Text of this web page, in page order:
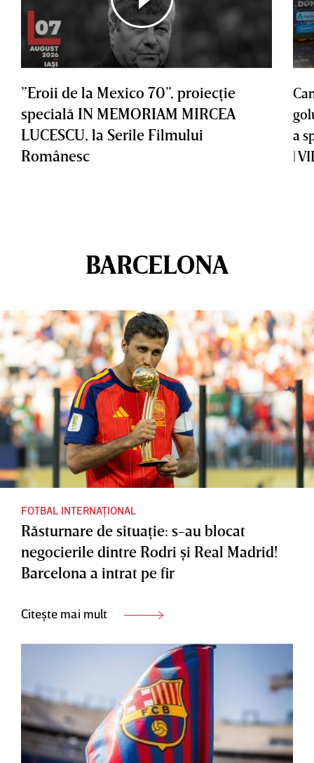
”Eroii de la Mexico 70”, proiecţie
specială IN MEMORIAM MIRCEA
LUCESCU, la Serile Filmului
Românesc
a
|
BARCELONA
FOTBAL INTERNAȚIONAL
Răsturnare de situaţie: s-au blocat
negocierile dintre Rodri şi Real Madrid!
Barcelona a intrat pe fir
Citește mai mult